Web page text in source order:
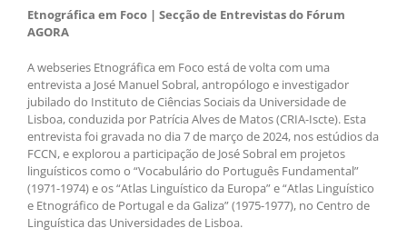
Etnográfica em Foco | Secção de Entrevistas do Fórum
AGORA
A webseries Etnográfica em Foco está de volta com uma
entrevista a José Manuel Sobral, antropólogo e investigador
jubilado do Instituto de Ciências Sociais da Universidade de
Lisboa, conduzida por Patrícia Alves de Matos (CRIA-Iscte). Esta
entrevista foi gravada no dia 7 de março de 2024, nos estúdios da
FCCN, e explorou a participação de José Sobral em projetos
linguísticos como o “Vocabulário do Português Fundamental”
(1971-1974) e os “Atlas Linguístico da Europa” e “Atlas Linguístico
e Etnográfico de Portugal e da Galiza” (1975-1977), no Centro de
Linguística das Universidades de Lisboa.